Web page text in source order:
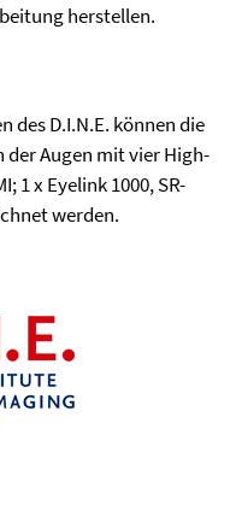
herstellen.
des D.I.N.E. können die
Augen mit vier High-
1 x Eyelink 1000, SR-
werden.